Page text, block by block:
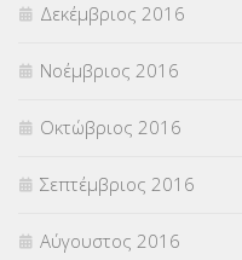
Δεκέμβριος 2016
Νοέμβριος 2016
Οκτώβριος 2016
Σεπτέμβριος 2016
Αύγουστος 2016